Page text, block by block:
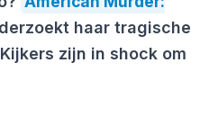
haar tragische
zijn in shock om